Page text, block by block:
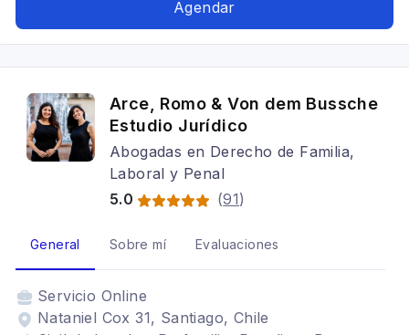
Agendar
Arce, Romo & Von dem Bussche
Estudio Jurídico
Abogadas en Derecho de Familia,
Laboral y Penal
5.0
(91)
General Sobre mí Evaluaciones
Servicio Online
Nataniel Cox 31, Santiago, Chile